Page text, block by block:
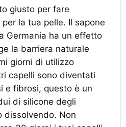
giusto per fare
la tua pelle. Il sapone
Germania ha un effetto
la barriera naturale
giorni di utilizzo
capelli sono diventati
e fibrosi, questo è un
di silicone degli
dissolvendo. Non